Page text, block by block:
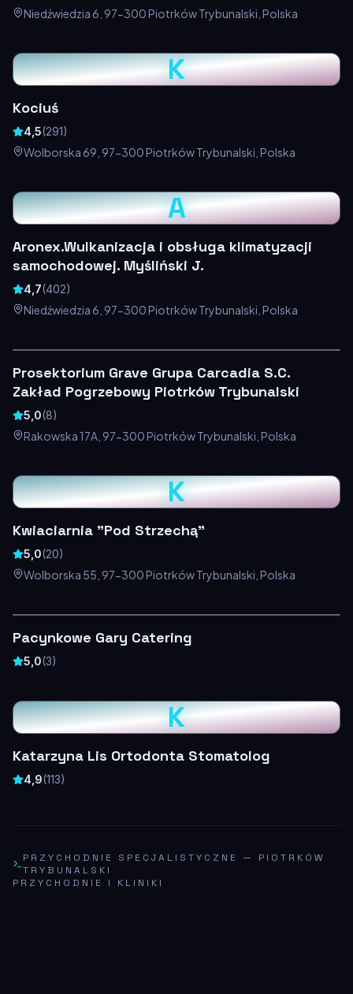
Niedźwiedzia 6, 97-300 Piotrków Trybunalski, Polska
K
Kociuś
4,5(291)
Wolborska 69, 97-300 Piotrków Trybunalski, Polska
A
Aronex.Wulkanizacja i obsługa klimatyzacji
samochodowej. Myśliński J.
4,7(402)
Niedźwiedzia 6, 97-300 Piotrków Trybunalski, Polska
Prosektorium Grave Grupa Carcadia S.C.
Zakład Pogrzebowy Piotrków Trybunalski
5,0(8)
Rakowska 17A, 97-300 Piotrków Trybunalski, Polska
K
Kwiaciarnia "Pod Strzechą"
5,0(20)
Wolborska 55, 97-300 Piotrków Trybunalski, Polska
Pacynkowe Gary Catering
5,0(3)
K
Katarzyna Lis Ortodonta Stomatolog
4,9(113)
PRZYCHODNIE SPECJALISTYCZNE — PIOTRKÓW
TRYBUNALSKI
PRZYCHODNIE I KLINIKI